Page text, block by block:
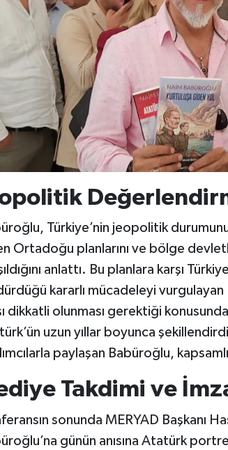
Türkiye’nin jeopolitik
Ortadoğu planlarını ve bölge
anlattı. Bu planlara karşı
kararlı mücadeleyi
dikkatli olunması gerektiği
uzun yıllar boyunca
paylaşan Babüroğlu,
Takdimi ve
sonunda MERYAD Başkanı
günün anısına Atatürk